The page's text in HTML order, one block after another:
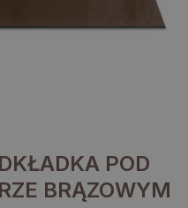
POD
BRĄZOWYM